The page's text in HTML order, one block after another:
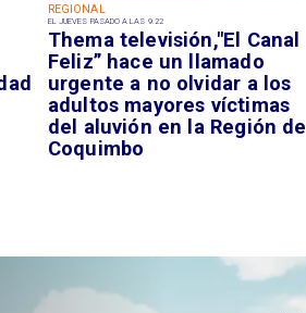
REGIONAL
EL JUEVES PASADO A LAS 9:22
Thema televisión,"El Canal
Feliz” hace un llamado
urgente a no olvidar a los
adultos mayores víctimas
del aluvión en la Región de
Coquimbo